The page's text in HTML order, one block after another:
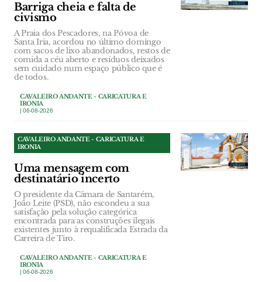
Barriga cheia e falta de
civismo
A Praia dos Pescadores, na Póvoa de
Santa Iria, acordou no último domingo
com sacos de lixo abandonados, restos de
comida a céu aberto e resíduos deixados
sem cuidado num espaço público que é
de todos.
CAVALEIRO ANDANTE - CARICATURA E
IRONIA
| 06-08-2026
CAVALEIRO ANDANTE - CARICATURA E
IRONIA
Uma mensagem com
destinatário incerto
O presidente da Câmara de Santarém,
João Leite (PSD), não escondeu a sua
satisfação pela solução categórica
encontrada para as construções ilegais
existentes junto à requalificada Estrada da
Carreira de Tiro.
CAVALEIRO ANDANTE - CARICATURA E
IRONIA
| 06-08-2026